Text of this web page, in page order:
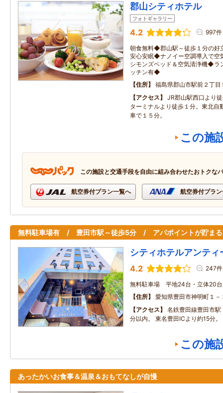
郡山シティホテル
フォトギャラリー
4.2 997件
朝食無料◆郡山駅～徒歩１分の
安心安眠◆ナノイー空調導入で
シモンズベッド＆空気清浄機◆
ッチン有◆
住所
福島県郡山市駅前２丁目
アクセス
JR郡山駅西口より
ターミナルより徒歩１分。東北自
車で１５分。
この施
この施設と交通手段を自由に組み合わせたおトクな
航空券付プラン一覧へ 航空券付プラ
無料駐車場有 / 豊田市駅～徒歩5分 / アパポイントが貯まる
シティホテルアンティ
4.2 247件
無料駐車場 平地24台・立体20台
住所
愛知県豊田市神明町１－
アクセス
名鉄豊田線豊田市
分以内。 東名豊田ICより約15分。
この施
あったかいお食事＆温泉＆おもてなしが自慢